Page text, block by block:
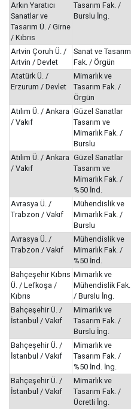
Arkın Yaratıcı
Sanatlar ve
Tasarım Ü. / Girne
/ Kıbrıs
Tasarım Fak. /
Burslu İng.
Artvin Çoruh Ü. /
Artvin / Devlet
Sanat ve Tasarım
Fak. / Örgün
Atatürk Ü. /
Erzurum / Devlet
Mimarlık ve
Tasarım Fak. /
Örgün
Atılım Ü. / Ankara
/ Vakıf
Güzel Sanatlar
Tasarım ve
Mimarlık Fak. /
Burslu
Atılım Ü. / Ankara
/ Vakıf
Güzel Sanatlar
Tasarım ve
Mimarlık Fak. /
%50 İnd.
Avrasya Ü. /
Trabzon / Vakıf
Mühendislik ve
Mimarlık Fak. /
Burslu
Avrasya Ü. /
Trabzon / Vakıf
Mühendislik ve
Mimarlık Fak. /
%50 İnd.
Bahçeşehir Kıbrıs
Ü. / Lefkoşa /
Kıbrıs
Mimarlık ve
Mühendislik Fak.
/ Burslu İng.
Bahçeşehir Ü. /
İstanbul / Vakıf
Mimarlık ve
Tasarım Fak. /
Burslu İng.
Bahçeşehir Ü. /
İstanbul / Vakıf
Mimarlık ve
Tasarım Fak. /
%50 İnd. İng.
Bahçeşehir Ü. /
İstanbul / Vakıf
Mimarlık ve
Tasarım Fak. /
Ücretli İng.